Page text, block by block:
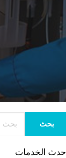
احدث الخدمات